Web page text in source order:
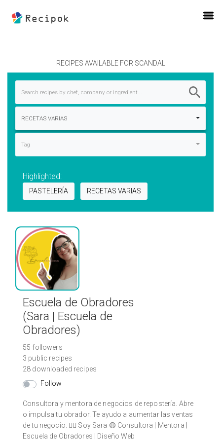
RECIPES AVAILABLE FOR SCANDAL
Search recipes by chef, company or ingredient...
RECETAS VARIAS
Tag
Highlighted:
PASTELERÍA RECETAS VARIAS
Escuela de Obradores
(Sara | Escuela de
Obradores)
55 followers
3 public recipes
28 downloaded recipes
Follow
Consultora y mentora de negocios de repostería. Abre
o impulsa tu obrador. Te ayudo a aumentar las ventas
de tu negocio. 🙋‍♀️ Soy Sara 🟡 Consultora | Mentora |
Escuela de Obradores | Diseño Web